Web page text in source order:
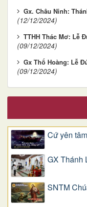
Gx. Châu Ninh:
(12/12/2024)
TTHH Thác Mơ: Lễ
(09/12/2024)
Gx Thổ Hoàng: Lễ
(09/12/2024)
Cứ yên
GX Thánh
SNTM